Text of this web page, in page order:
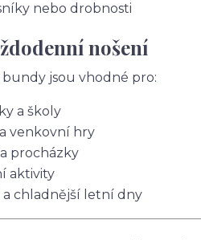
nebo drobnosti
nošení
jsou vhodné pro:
a školy
venkovní hry
procházky
aktivity
a chladnější letní dny